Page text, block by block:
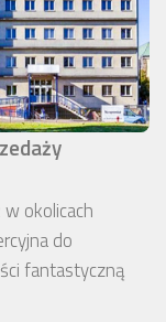
okolicach
do
fantastyczną